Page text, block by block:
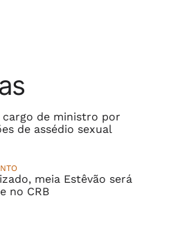
cargo de ministro por
de assédio sexual
meia Estêvão será
no CRB